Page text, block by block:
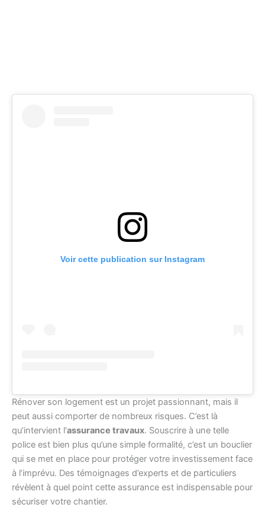
Voir cette publication sur Instagram
Rénover son logement est un projet passionnant, mais il
peut aussi comporter de nombreux risques. C’est là
qu’intervient l’assurance travaux. Souscrire à une telle
police est bien plus qu’une simple formalité, c’est un bouclier
qui se met en place pour protéger votre investissement face
à l’imprévu. Des témoignages d’experts et de particuliers
révèlent à quel point cette assurance est indispensable pour
sécuriser votre chantier.